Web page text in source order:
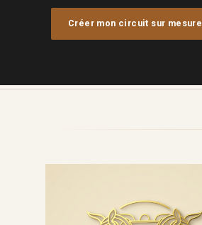
Créer mon circuit sur mesure